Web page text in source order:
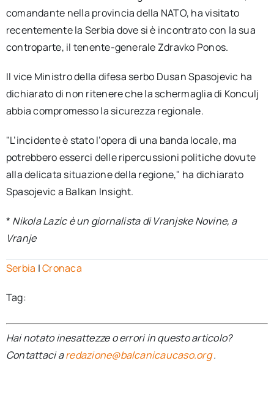
comandante nella provincia della NATO, ha visitato
recentemente la Serbia dove si è incontrato con la sua
controparte, il tenente-generale Zdravko Ponos.
Il vice Ministro della difesa serbo Dusan Spasojevic ha
dichiarato di non ritenere che la schermaglia di Konculj
abbia compromesso la sicurezza regionale.
"L’incidente è stato l’opera di una banda locale, ma
potrebbero esserci delle ripercussioni politiche dovute
alla delicata situazione della regione," ha dichiarato
Spasojevic a Balkan Insight.
* Nikola Lazic è un giornalista di Vranjske Novine, a
Vranje
Serbia |Cronaca
Tag:
Hai notato inesattezze o errori in questo articolo?
Contattaci aredazione@balcanicaucaso.org.